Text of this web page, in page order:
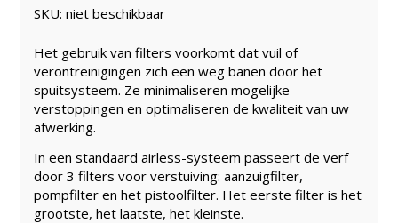
SKU:niet beschikbaar
Het gebruik van filters voorkomt dat vuil of
verontreinigingen zich een weg banen door het
spuitsysteem. Ze minimaliseren mogelijke
verstoppingen en optimaliseren de kwaliteit van uw
afwerking.
In een standaard airless-systeem passeert de verf
door 3 filters voor verstuiving: aanzuigfilter,
pompfilter en het pistoolfilter. Het eerste filter is het
grootste, het laatste, het kleinste.